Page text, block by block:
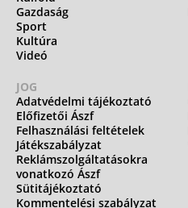
Gazdaság
Sport
Kultúra
Videó
JOG
Adatvédelmi tájékoztató
Előfizetői Ászf
Felhasználási feltételek
Játékszabályzat
Reklámszolgáltatásokra
vonatkozó Ászf
Sütitájékoztató
Kommentelési szabályzat